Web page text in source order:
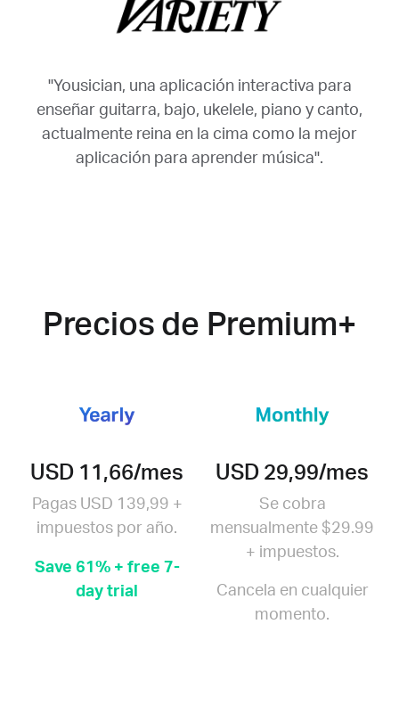
"Yousician, una aplicación interactiva para
enseñar guitarra, bajo, ukelele, piano y canto,
actualmente reina en la cima como la mejor
aplicación para aprender música".
Precios de Premium+
USD 11,66/mes
Pagas USD 139,99 +
impuestos por año.
Save 61% + free 7-
day trial
USD 29,99/mes
Se cobra
mensualmente $29.99
+ impuestos.
Cancela en cualquier
momento.